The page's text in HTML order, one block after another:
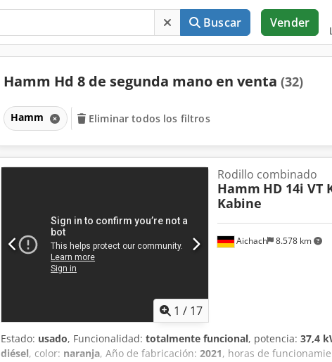
Buscar Vender
Hamm Hd 8 de segunda mano en venta (32)
Hamm Eliminar todos los filtros
1 / 17
Aichach 8.578 km
Rodillo combinado
Hamm HD 14i
Kabine
Estado: usado, Funcionalidad: totalmente funcional, potencia: 37,4
diésel, color: naranja, Año de fabricación: 2021, horas de